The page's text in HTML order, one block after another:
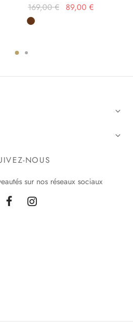
169,00€
Le prix
89,00 €
NOUS
sur nos réseaux sociaux